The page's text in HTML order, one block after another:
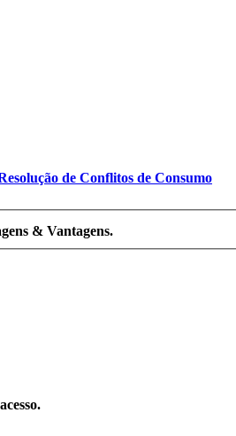
de Conflitos de Consumo
& Vantagens.